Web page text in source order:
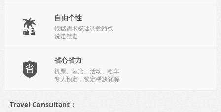
 自由个性
根据需求极速调整路线
说走就走
 省心省力
机票、酒店、活动、租车
专人预定，锁定稀缺资源
Travel Consultant：